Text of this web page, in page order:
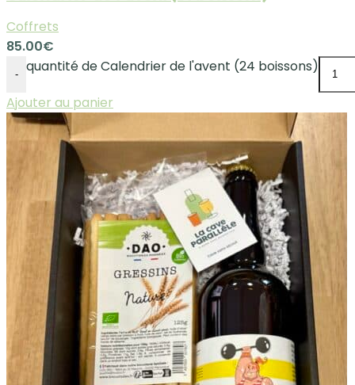
Coffrets
85.00€
-
quantité de Calendrier de l'avent (24 boissons)
Ajouter au panier